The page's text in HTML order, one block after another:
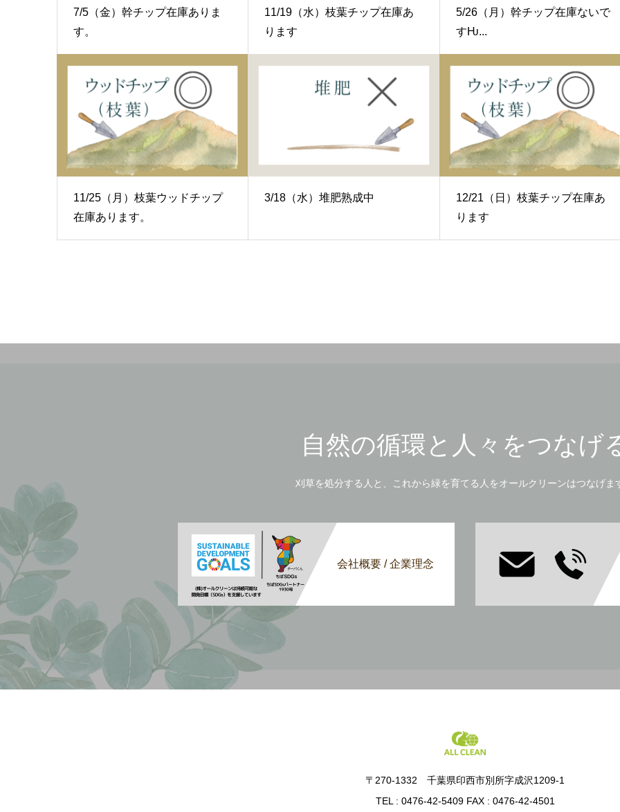
7/5（金）幹チップ在庫ありま
す。
11/19（水）枝葉チップ在庫あ
ります
5/26（月）幹チップ在庫ないで
すǶ...
11/25（月）枝葉ウッドチップ
在庫あります。
3/18（水）堆肥熟成中
12/21（日）枝葉チップ在庫あ
ります
自然の循環と人々をつなげ
刈草を処分する人と、これから緑を育てる人をオールクリーンはつなげま
会社概要 / 企業理念
〒270-1332 千葉県印西市別所字成沢1209-1
TEL : 0476-42-5409 FAX : 0476-42-4501